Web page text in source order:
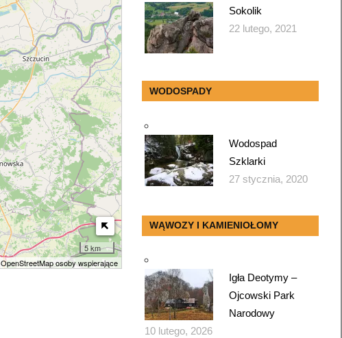
5 km
OpenStreetMap osoby wspierające
Sokolik
22 lutego, 2021
WODOSPADY
Wodospad
Szklarki
27 stycznia, 2020
WĄWOZY I KAMIENIOŁOMY
Igła Deotymy –
Ojcowski Park
Narodowy
10 lutego, 2026